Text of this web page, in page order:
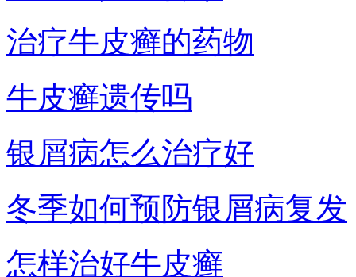
治疗牛皮癣的药物
牛皮癣遗传吗
银屑病怎么治疗好
冬季如何预防银屑病复发
怎样治好牛皮癣